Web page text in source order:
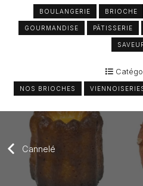
BOULANGERIE BRIOCHE
GOURMANDISE PÂTISSERIE
NOS BRIOCHES
Cannelé